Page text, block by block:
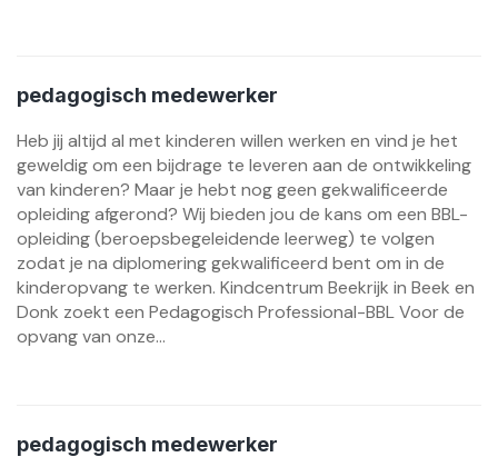
pedagogisch medewerker
Heb jij altijd al met kinderen willen werken en vind je het
geweldig om een bijdrage te leveren aan de ontwikkeling
van kinderen? Maar je hebt nog geen gekwalificeerde
opleiding afgerond? Wij bieden jou de kans om een BBL-
opleiding (beroepsbegeleidende leerweg) te volgen
zodat je na diplomering gekwalificeerd bent om in de
kinderopvang te werken. Kindcentrum Beekrijk in Beek en
Donk zoekt een Pedagogisch Professional-BBL Voor de
opvang van onze...
pedagogisch medewerker